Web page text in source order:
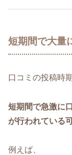
短期間で大量
口コミの投稿時
短期間で急激に
が行われている
例えば、